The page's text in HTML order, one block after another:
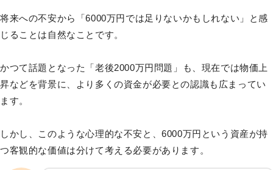
将来への不安から「6000万円では足りないかもしれない」と感
じることは自然なことです。
かつて話題となった「老後2000万円問題」も、現在では物価上
昇などを背景に、より多くの資金が必要との認識も広まってい
ます。
しかし、このような心理的な不安と、6000万円という資産が持
つ客観的な価値は分けて考える必要があります。